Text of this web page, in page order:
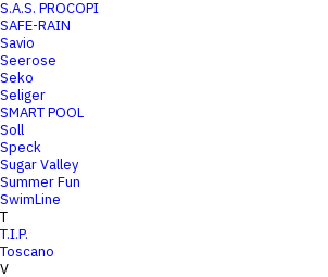
S.A.S. PROCOPI
SAFE-RAIN
Savio
Seerose
Seko
Seliger
SMART POOL
Soll
Speck
Sugar Valley
Summer Fun
SwimLine
T
T.I.P.
Toscano
V